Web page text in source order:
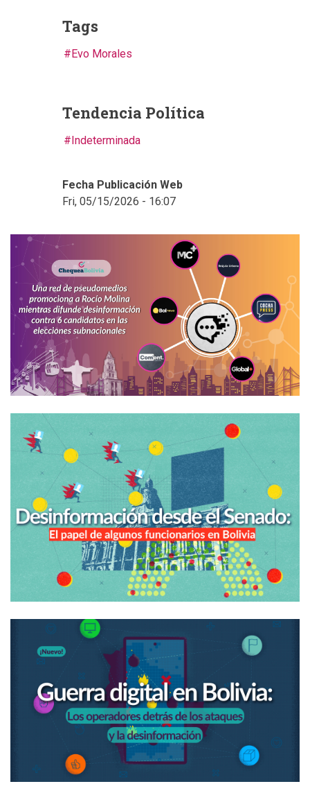
Tags
Evo Morales
Tendencia Política
Indeterminada
Fecha Publicación Web
Fri, 05/15/2026 - 16:07